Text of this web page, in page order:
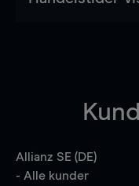
Allianz SE (DE)
- Alle kunder